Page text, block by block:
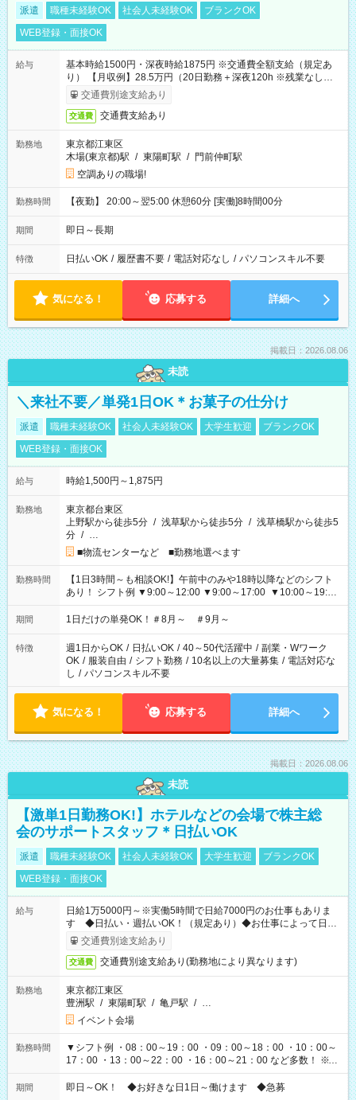
派遣 職種未経験OK 社会人未経験OK
ブランクOK
WEB登録・面接OK
給与
基本時給1500円・深夜時給1875円 ※交通費全額支給（規定あ
り） 【月収例】28.5万円（20日勤務＋深夜120h ※残業なしの場
合）交通費別途支給あり
交通費 交通費支給あり
勤務地
東京都江東区
木場(東京都)駅 / 東陽町駅 / 門前仲町駅
空調ありの職場!
勤務時間 【夜勤】 20:00～翌5:00 休憩60分 [実働]8時間00分
期間 即日～長期
特徴 日払いOK / 履歴書不要 / 電話対応なし / パソコンスキル不要
気になる！ 応募する 詳細へ
掲載日：2026.08.06
未読
＼来社不要／単発1日OK＊お菓子の仕分け
派遣 職種未経験OK 社会人未経験OK 大学生歓迎
ブランクOK
WEB登録・面接OK
給与 時給1,500円～1,875円
勤務地
東京都台東区
上野駅から徒歩5分 / 浅草駅から徒歩5分 / 浅草橋駅から徒歩5
分 / …
■物流センターなど ■勤務地選べます
勤務時間
【1日3時間～も相談OK!】午前中のみや18時以降などのシフト
あり！ シフト例 ▼9:00～12:00 ▼9:00～17:00 ▼10:00～19:00
▼18:00～21:00
期間 1日だけの単発OK！＃8月～ ＃9月～
特徴 週1日からOK / 日払いOK / 40～50代活躍中 / 副業・Wワーク
OK / 服装自由 / シフト勤務 / 10名以上の大量募集 / 電話対応な
し / パソコンスキル不要
気になる！ 応募する 詳細へ
掲載日：2026.08.06
未読
【激単1日勤務OK!】ホテルなどの会場で株主総
会のサポートスタッフ＊日払いOK
派遣 職種未経験OK 社会人未経験OK 大学生歓迎
ブランクOK
WEB登録・面接OK
給与
日給1万5000円～※実働5時間で日給7000円のお仕事もありま
す ◆日払い・週払いOK！（規定あり）◆お仕事によって日給
も異なります
交通費別途支給あり
交通費 交通費別途支給あり(勤務地により異なります)
勤務地
東京都江東区
豊洲駅 / 東陽町駅 / 亀戸駅 / …
イベント会場
勤務時間
▼シフト例 ・08：00～19：00 ・09：00～18：00 ・10：00～
17：00 ・13：00～22：00 ・16：00～21：00 など多数！ ※お
仕事により勤務時間が異なります
期間 即日～OK！ ◆お好きな日1日～働けます ◆急募